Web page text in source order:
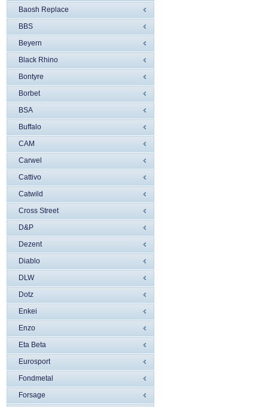
Baosh Replace
BBS
Beyern
Black Rhino
Bontyre
Borbet
BSA
Buffalo
CAM
Carwel
Cattivo
Catwild
Cross Street
D&P
Dezent
Diablo
DLW
Dotz
Enkei
Enzo
Eta Beta
Eurosport
Fondmetal
Forsage